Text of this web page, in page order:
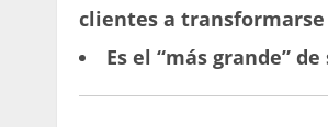
clientes a transformarse
Es el “más grande”